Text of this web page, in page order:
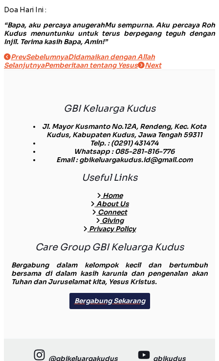
Doa Hari Ini :
“Bapa, aku percaya anugerahMu sempurna. Aku percaya Roh
Kudus menuntunku untuk terus berpegang teguh dengan
Injil. Terima kasih Bapa, Amin!”
PrevSebelumnyaDidamaikan dengan Allah
SelanjutnyaPemberitaan tentang Yesus Next
GBI Keluarga Kudus
Jl. Mayor Kusmanto No.12A, Rendeng, Kec. Kota
Kudus, Kabupaten Kudus, Jawa Tengah 59311
Telp.: (0291) 431474
Whatsapp: 085-281-816-776
Email: gbikeluargakudus.id@gmail.com
Useful Links
Home
About Us
Connect
Giving
Privacy Policy
Care Group GBI Keluarga Kudus
Bergabung dalam kelompok kecil dan bertumbuh
bersama di dalam kasih karunia dan pengenalan akan
Tuhan dan Juruselamat kita, Yesus Kristus.
Bergabung Sekarang
@gbikeluargakudus gbikudus